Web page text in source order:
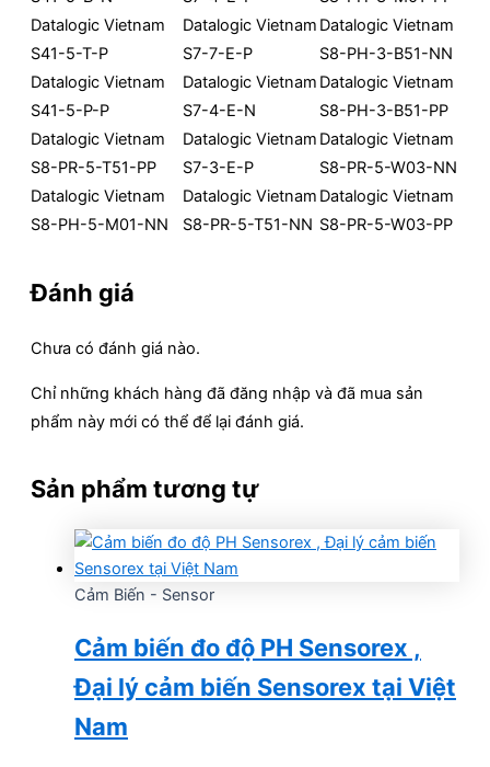
Datalogic Vietnam
S41-5-T-P
Datalogic Vietnam
S7-7-E-P
Datalogic Vietnam
S8-PH-3-B51-NN
Datalogic Vietnam
S41-5-P-P
Datalogic Vietnam
S7-4-E-N
Datalogic Vietnam
S8-PH-3-B51-PP
Datalogic Vietnam
S8-PR-5-T51-PP
Datalogic Vietnam
S7-3-E-P
Datalogic Vietnam
S8-PR-5-W03-NN
Datalogic Vietnam
S8-PH-5-M01-NN
Datalogic Vietnam
S8-PR-5-T51-NN
Datalogic Vietnam
S8-PR-5-W03-PP
Đánh giá
Chưa có đánh giá nào.
Chỉ những khách hàng đã đăng nhập và đã mua sản
phẩm này mới có thể để lại đánh giá.
Sản phẩm tương tự
Cảm Biến - Sensor
Cảm biến đo độ PH Sensorex ,
Đại lý cảm biến Sensorex tại Việt
Nam